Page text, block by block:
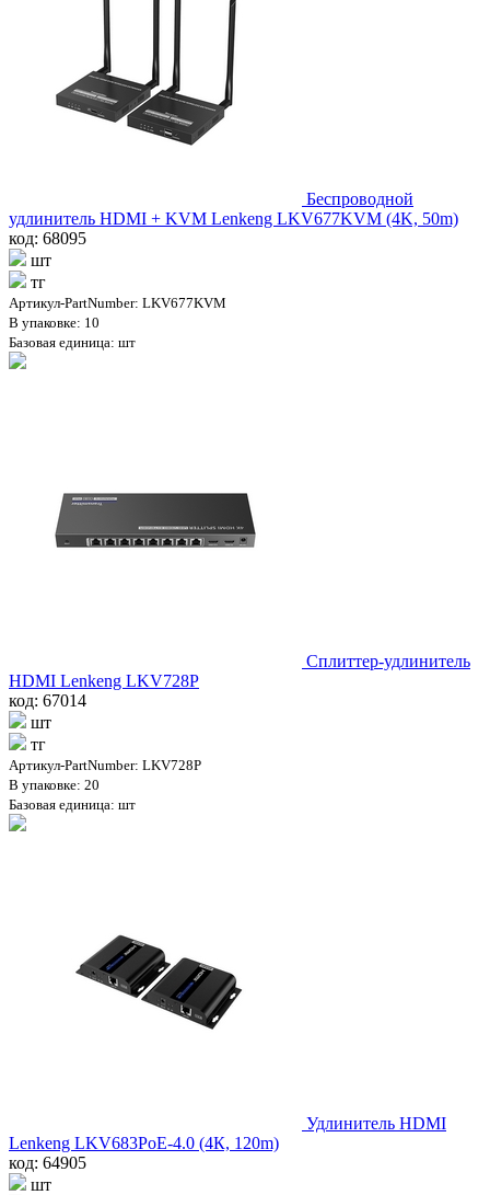
Беспроводной
удлинитель HDMI + KVM Lenkeng LKV677KVM (4K, 50m)
код: 68095
шт
тг
Артикул-PartNumber: LKV677KVM
В упаковке: 10
Базовая единица: шт
Сплиттер-удлинитель
HDMI Lenkeng LKV728P
код: 67014
шт
тг
Артикул-PartNumber: LKV728P
В упаковке: 20
Базовая единица: шт
Удлинитель HDMI
Lenkeng LKV683PoE-4.0 (4К, 120m)
код: 64905
шт